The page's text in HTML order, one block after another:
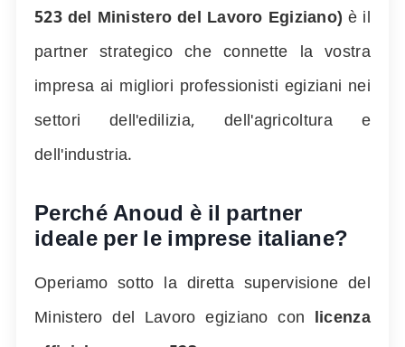
523del Ministero del Lavoro Egiziano)è il
partner strategico che connette la vostra
impresa ai migliori professionisti egiziani nei
settori dell'edilizia, dell'agricoltura e
dell'industria.
Perché Anoud è il partner
ideale per le imprese italiane?
Operiamo sotto la diretta supervisione del
Ministero del Lavoro egiziano con licenza